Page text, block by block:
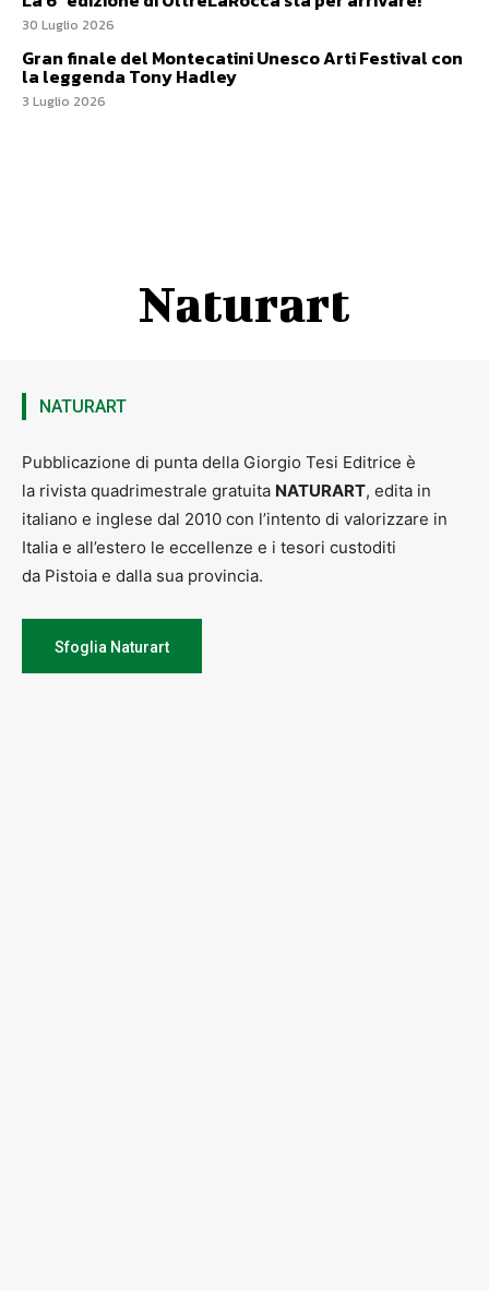
30 Luglio 2026
Gran finale del Montecatini Unesco Arti Festival con
la leggenda Tony Hadley
3 Luglio 2026
Naturart
NATURART
Pubblicazione di punta della Giorgio Tesi Editrice è
la rivista quadrimestrale gratuita NATURART, edita in
italiano e inglese dal 2010 con l’intento di valorizzare in
Italia e all’estero le eccellenze e i tesori custoditi
da Pistoia e dalla sua provincia.
Sfoglia Naturart